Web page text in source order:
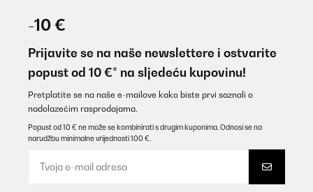
-10 €
Prijavite se na naše newslettere i ostvarite
popust od 10 €* na sljedeću kupovinu!
Pretplatite se na naše e-mailove kako biste prvi saznali o
nadolazećim rasprodajama.
Popust od 10 € ne može se kombinirati s drugim kuponima. Odnosi se na
narudžbu minimalne vrijednosti 100 €.